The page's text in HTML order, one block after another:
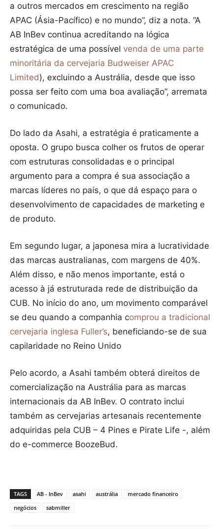
a outros mercados em crescimento na região
APAC (Ásia-Pacífico) e no mundo”, diz a nota. “A
AB InBev continua acreditando na lógica
estratégica de uma possível venda de uma parte
minoritária da cervejaria Budweiser APAC
Limited), excluindo a Austrália, desde que isso
possa ser feito com uma boa avaliação”, arremata
o comunicado.
Do lado da Asahi, a estratégia é praticamente a
oposta. O grupo busca colher os frutos de operar
com estruturas consolidadas e o principal
argumento para a compra é sua associação a
marcas líderes no país, o que dá espaço para o
desenvolvimento de capacidades de marketing e
de produto.
Em segundo lugar, a japonesa mira a lucratividade
das marcas australianas, com margens de 40%.
Além disso, e não menos importante, está o
acesso à já estruturada rede de distribuição da
CUB. No início do ano, um movimento comparável
se deu quando a companhia comprou a tradicional
cervejaria inglesa Fuller’s, beneficiando-se de sua
capilaridade no Reino Unido
Pelo acordo, a Asahi também obterá direitos de
comercialização na Austrália para as marcas
internacionais da AB InBev. O contrato inclui
também as cervejarias artesanais recentemente
adquiridas pela CUB – 4 Pines e Pirate Life -, além
do e-commerce BoozeBud.
TAGS AB - InBev asahi austrália
mercado financeiro
negócios
sabmiller